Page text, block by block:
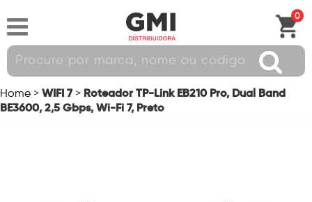
0
Home > WIFI 7 > Roteador TP-Link EB210 Pro, Dual Band
BE3600, 2,5 Gbps, Wi-Fi 7, Preto